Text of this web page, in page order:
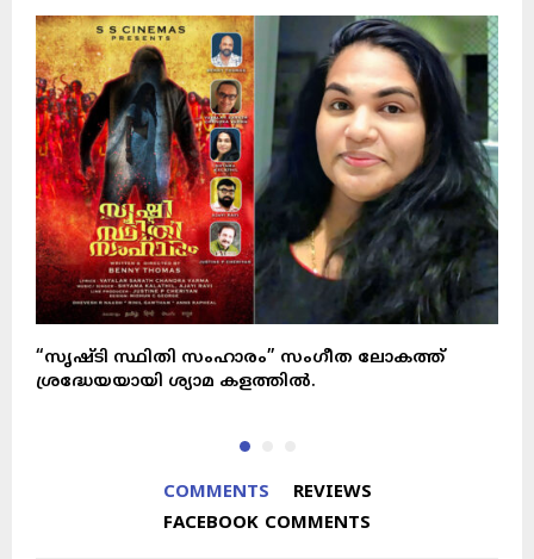
“സൃഷ്ടി സ്ഥിതി സംഹാരം” സംഗീത ലോകത്ത്
ശ്രദ്ധേയയായി ശ്യാമ കളത്തിൽ.
COMMENTS
REVIEWS
FACEBOOK COMMENTS